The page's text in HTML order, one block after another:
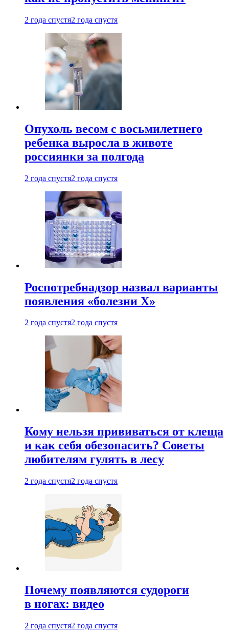
2 года спустя2 года спустя
Опухоль весом с восьмилетнего
ребенка выросла в животе
россиянки за полгода
2 года спустя2 года спустя
Роспотребнадзор назвал варианты
появления «болезни Х»
2 года спустя2 года спустя
Кому нельзя прививаться от клеща
и как себя обезопасить? Советы
любителям гулять в лесу
2 года спустя2 года спустя
Почему появляются судороги
в ногах: видео
2 года спустя2 года спустя